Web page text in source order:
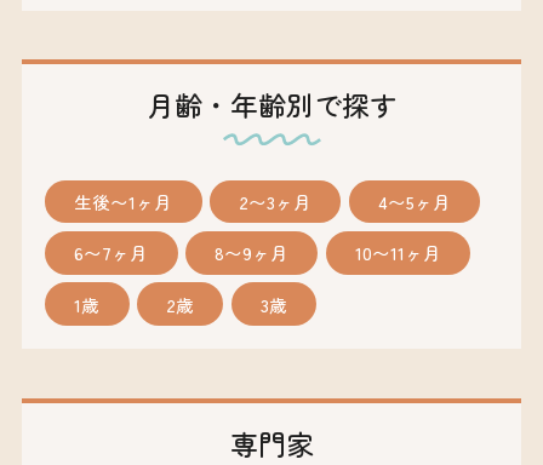
月齢・年齢別で探す
生後〜1ヶ月 2〜3ヶ月 4〜5ヶ月
6〜7ヶ月 8〜9ヶ月 10〜11ヶ月
1歳 2歳 3歳
専門家